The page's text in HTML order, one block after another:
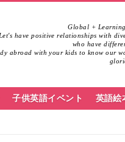
Global +
Let's have positive relationships with
who have
abroad with your kids to know our
子供英語イベント 英語絵